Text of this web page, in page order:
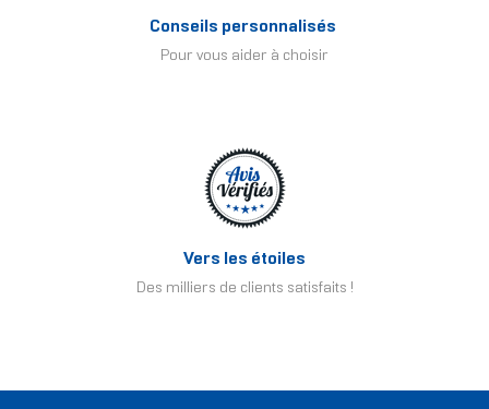
Conseils personnalisés
Pour vous aider à choisir
Vers les étoiles
Des milliers de clients satisfaits !